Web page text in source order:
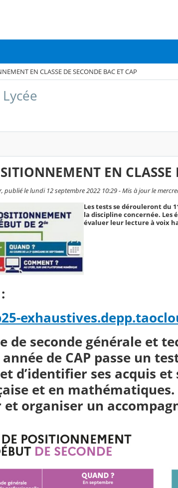
EN CLASSE DE SECONDE BAC ET CAP
EN CLASSE
publié le lundi 12 septembre 2022 10:29 - Mis à jour le
Les tests se dérouleront du
la discipline concernée. Les
évaluer leur lecture à voix
de seconde générale et
de CAP passe un
d’identifier ses acquis
et en
organiser un